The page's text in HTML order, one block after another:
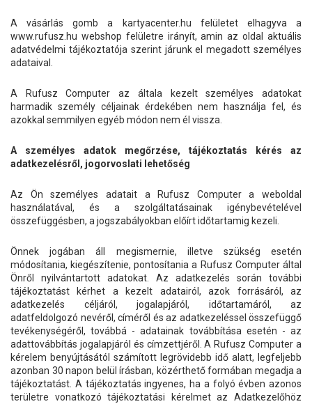
A vásárlás gomb a kartyacenter.hu felületet elhagyva a
www.rufusz.hu webshop felületre irányít, amin az oldal aktuális
adatvédelmi tájékoztatója szerint járunk el megadott személyes
adataival.
A Rufusz Computer az általa kezelt személyes adatokat
harmadik személy céljainak érdekében nem használja fel, és
azokkal semmilyen egyéb módon nem él vissza.
A személyes adatok megőrzése, tájékoztatás kérés az
adatkezelésről, jogorvoslati lehetőség
Az Ön személyes adatait a Rufusz Computer a weboldal
használatával, és a szolgáltatásainak igénybevételével
összefüggésben, a jogszabályokban előírt időtartamig kezeli.
Önnek jogában áll megismernie, illetve szükség esetén
módosítania, kiegészítenie, pontosítania a Rufusz Computer által
Önről nyilvántartott adatokat. Az adatkezelés során további
tájékoztatást kérhet a kezelt adatairól, azok forrásáról, az
adatkezelés céljáról, jogalapjáról, időtartamáról, az
adatfeldolgozó nevéről, címéről és az adatkezeléssel összefüggő
tevékenységéről, továbbá - adatainak továbbítása esetén - az
adattovábbítás jogalapjáról és címzettjéről. A Rufusz Computer a
kérelem benyújtásától számított legrövidebb idő alatt, legfeljebb
azonban 30 napon belül írásban, közérthető formában megadja a
tájékoztatást. A tájékoztatás ingyenes, ha a folyó évben azonos
területre vonatkozó tájékoztatási kérelmet az Adatkezelőhöz